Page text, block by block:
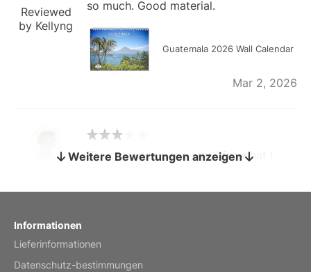
Reviewed
by Kellyng
so much. Good material.
Guatemala 2026 Wall Calendar
Mar 2, 2026
by charles
The calendar is too small for what I
Weitere Bewertungen anzeigen
Informationen
Lieferinformationen
Datenschutz-bestimmungen